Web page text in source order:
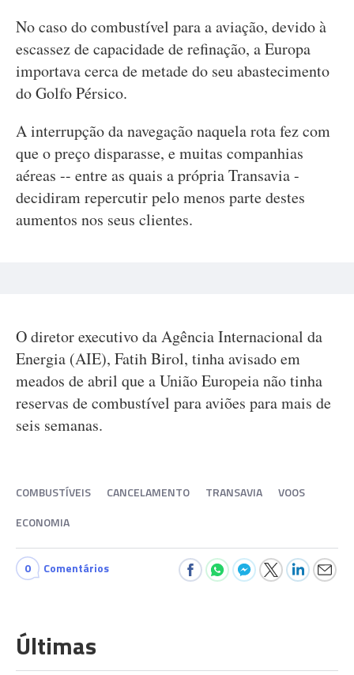
No caso do combustível para a aviação, devido à
escassez de capacidade de refinação, a Europa
importava cerca de metade do seu abastecimento
do Golfo Pérsico.
A interrupção da navegação naquela rota fez com
que o preço disparasse, e muitas companhias
aéreas -- entre as quais a própria Transavia -
decidiram repercutir pelo menos parte destes
aumentos nos seus clientes.
O diretor executivo da Agência Internacional da
Energia (AIE), Fatih Birol, tinha avisado em
meados de abril que a União Europeia não tinha
reservas de combustível para aviões para mais de
seis semanas.
COMBUSTÍVEIS CANCELAMENTO TRANSAVIA
VOOS
ECONOMIA
0 Comentários
Últimas